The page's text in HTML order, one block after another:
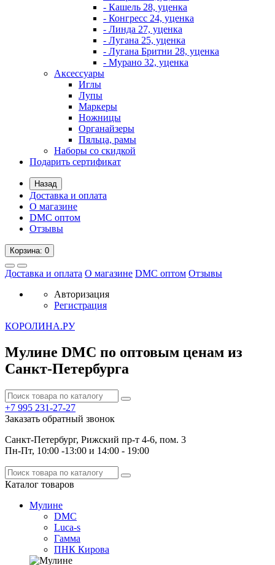
- Кашель 28, уценка
- Конгресс 24, уценка
- Линда 27, уценка
- Лугана 25, уценка
- Лугана Бритни 28, уценка
- Мурано 32, уценка
Аксессуары
Иглы
Лупы
Маркеры
Ножницы
Органайзеры
Пяльца, рамы
Наборы со скидкой
Подарить сертификат
Назад
Доставка и оплата
О магазине
DMC оптом
Отзывы
Корзина: 0
Доставка и оплата О магазине DMC оптом Отзывы
Авторизация
Регистрация
КОРОЛИНА.РУ
Мулине DMC по оптовым ценам из
Санкт-Петербурга
+7 995 231-27-27
Заказать обратный звонок
Санкт-Петербург, Рижский пр-т 4-6, пом. 3
Пн-Пт, 10:00 -13:00 и 14:00 - 19:00
Каталог товаров
Мулине
DMC
Luca-s
Гамма
ПНК Кирова